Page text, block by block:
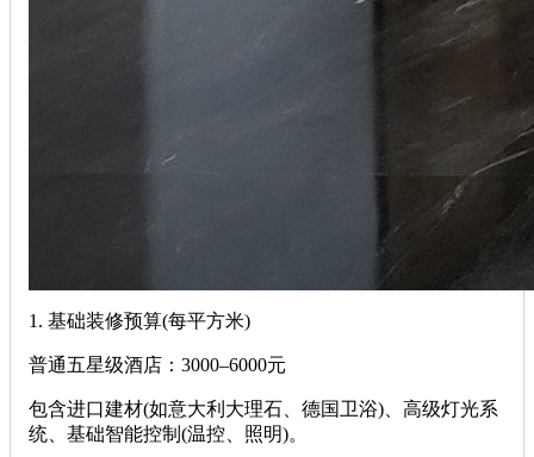
‌1. 基础装修预算(每平方米)‌
‌普通五星级酒店‌：3000–6000元
包含进口建材(如意大利大理石、德国卫浴)、高级灯光系
统、基础智能控制(温控、照明)。